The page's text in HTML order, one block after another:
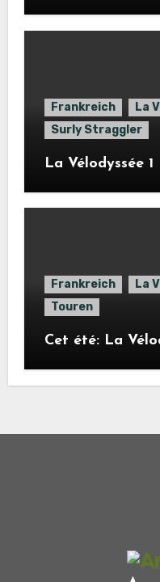
Frankreich La
Surly Straggler
La Vélodyssée
Frankreich La
Touren
Cet été: La